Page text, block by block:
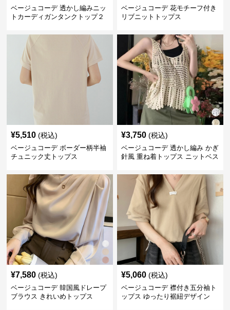
ベージュコーデ 透かし編みニッ
トカーディガンタンクトップ２
ベージュコーデ 花モチーフ付き
リブニットトップス
¥5,510 (税込)
ベージュコーデ ボーダー柄半袖
チュニック丈トップス
¥3,750 (税込)
ベージュコーデ 透かし編み かぎ
針風 重ね着トップス ニットベス
¥7,580 (税込)
ベージュコーデ 韓国風ドレープ
ブラウス きれいめトップス
¥5,060 (税込)
ベージュコーデ 襟付き五分袖ト
ップス ゆったり裾紐デザイン